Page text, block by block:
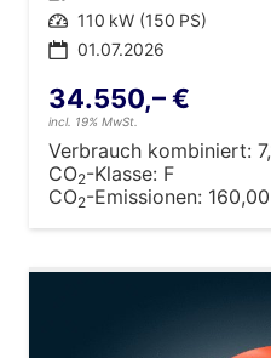
Leistung 110 kW (150 PS)
01.07.2026
34.550,– €
incl. 19% MwSt.
Verbrauch kombiniert:
CO2-Klasse: F
CO2-Emissionen: